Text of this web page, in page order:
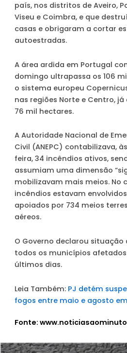
país, nos distritos de Aveiro,
Viseu e Coimbra, e que
casas e obrigaram a cortar
autoestradas.
A área ardida em Portugal
domingo ultrapassa os 106
o sistema europeu
nas regiões Norte e Centro,
76 mil hectares.
A Autoridade Nacional de
Civil (ANEPC) contabilizava,
feira, 34 incêndios ativos,
assumiam uma dimensão
mobilizavam mais meios. No
incêndios estavam
apoiados por 734 meios
aéreos.
O Governo declarou
todos os municípios
últimos dias.
Leia Também: PJ detém
fogos entre maio e agosto
Fonte: